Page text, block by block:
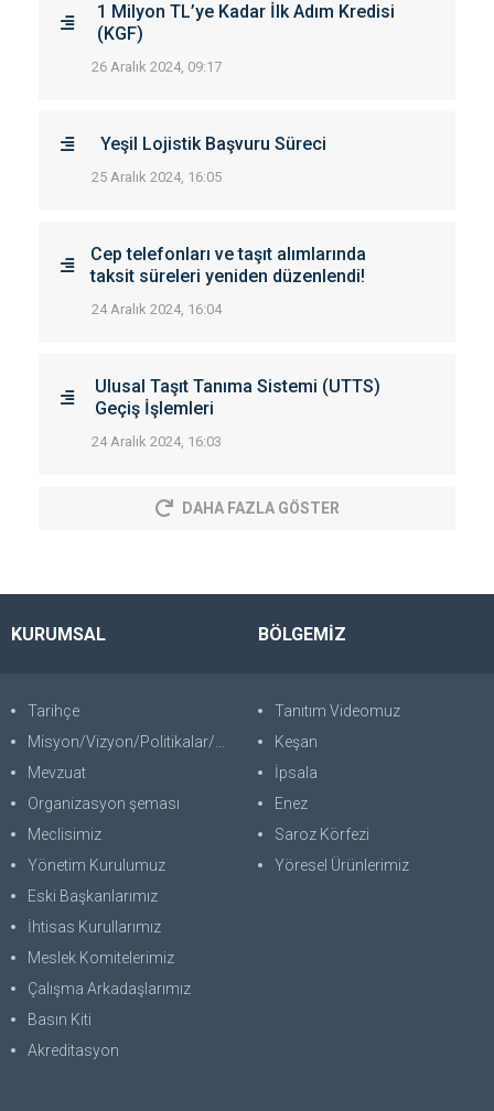
1 Milyon TL’ye Kadar İlk Adım Kredisi
(KGF)
26 Aralık 2024, 09:17
Yeşil Lojistik Başvuru Süreci
25 Aralık 2024, 16:05
Cep telefonları ve taşıt alımlarında
taksit süreleri yeniden düzenlendi!
24 Aralık 2024, 16:04
Ulusal Taşıt Tanıma Sistemi (UTTS)
Geçiş İşlemleri
24 Aralık 2024, 16:03
DAHA FAZLA GÖSTER
KURUMSAL
Tarihçe
Misyon/Vizyon/Politikalar/SWOT
Mevzuat
Organizasyon şeması
Meclisimiz
Yönetim Kurulumuz
Eski Başkanlarımız
İhtisas Kurullarımız
Meslek Komitelerimiz
Çalışma Arkadaşlarımız
Basın Kiti
Akreditasyon
BÖLGEMİZ
Tanıtım Videomuz
Keşan
İpsala
Enez
Saroz Körfezi
Yöresel Ürünlerimiz